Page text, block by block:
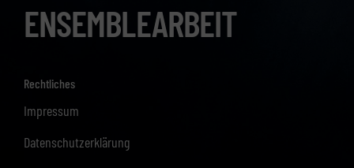
ENSEMBLEARBEIT
Rechtliches
Impressum
Datenschutzerklärung